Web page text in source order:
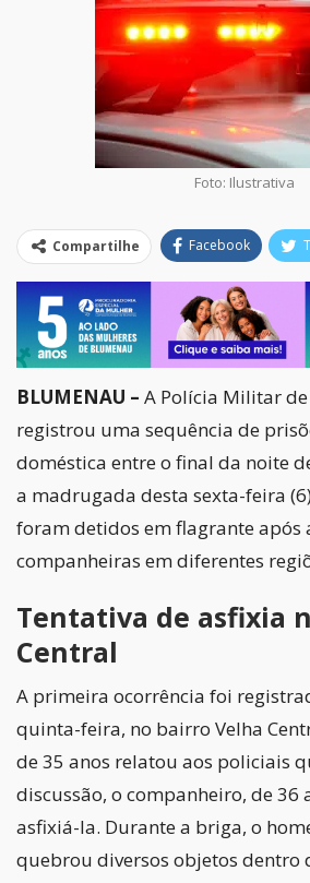
Foto: Ilustrativa
Compartilhe Facebook
BLUMENAU – A Polícia Militar
registrou uma sequência de
doméstica entre o final da noite
a madrugada desta sexta-feira
foram detidos em flagrante após
companheiras em diferentes
Tentativa de asfixia
Central
A primeira ocorrência foi
quinta-feira, no bairro Velha
de 35 anos relatou aos policiais
discussão, o companheiro, de 36
asfixiá-la. Durante a briga, o
quebrou diversos objetos dentro